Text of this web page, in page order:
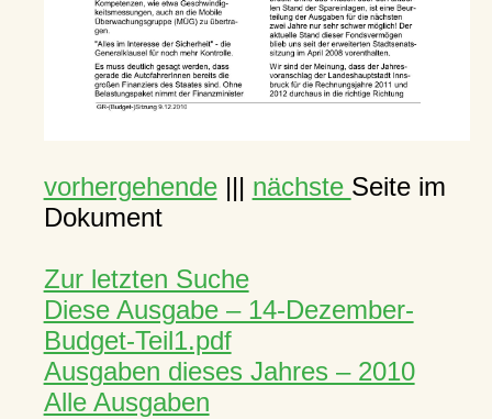
vorhergehende||| nächste Seite im
Dokument
Zur letzten Suche
Diese Ausgabe – 14-Dezember-
Budget-Teil1.pdf
Ausgaben dieses Jahres – 2010
Alle Ausgaben